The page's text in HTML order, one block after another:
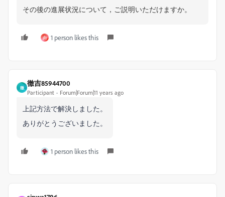
その後の進展状況について，ご説明いただけますか。
由 1 person likes this
徹
徹吉85944700
Participant Forum|Forum|11 years ago
上記方法で解決しました。
ありがとうございました。
1 person likes this